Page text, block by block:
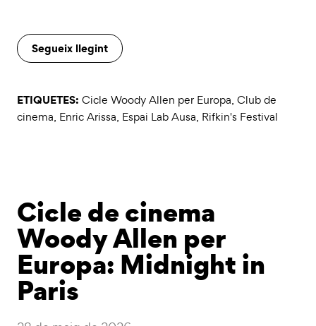
Segueix llegint
ETIQUETES: Cicle Woody Allen per Europa, Club de
cinema, Enric Arissa, Espai Lab Ausa, Rifkin's Festival
Cicle de cinema
Woody Allen per
Europa: Midnight in
Paris